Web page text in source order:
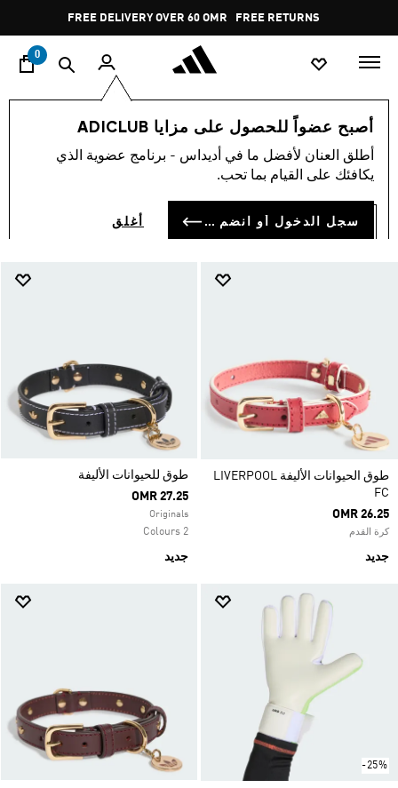
Pause
promotion
rotation
FREE DELIVERY OVER 60 OMR FREE RETURNS
0
أصبح عضواً للحصول على مزايا ADICLUB
أطلق العنان لأفضل ما في أديداس - برنامج عضوية الذي
يكافئك على القيام بما تحب.
سجل الدخول أو انضم الآن أغلق
الرجال اكسسوارات بادل
بادل (11)
طوق الحيوانات الأليفة LIVERPOOL
FC
OMR 26.25
كرة القدم
جديد
طوق للحيوانات الأليفة
OMR 27.25
Originals
2 Colours
جديد
-25%